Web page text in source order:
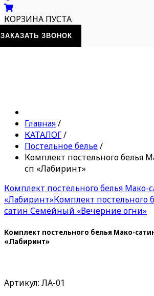
КОРЗИНА ПУСТА
ЗАКАЗАТЬ ЗВОНОК
Главная/
КАТАЛОГ/
Постельное белье/
Комплект постельного белья
сп «Лабиринт»
Комплект постельного белья Мако-
«Лабиринт»Комплект постельного
сатин Семейный «Вечерние огни»
Комплект постельного белья Мако-
«Лабиринт»
Артикул: ЛА-01